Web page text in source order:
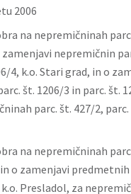
2006
na nepremičninah
nepremičnin
4, k.o. Stari grad, in o
št. 1206/3 in parc. št.
parc. št. 427/2,
na nepremičninah
in o zamenjavi
Presladol, za